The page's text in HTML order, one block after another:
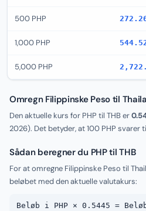
500 PHP
1,000 PHP
5,000 PHP
Omregn Filippinske Peso til
Den aktuelle kurs for PHP til THB er
2026). Det betyder, at 100 PHP svarer
Sådan beregner du PHP til THB
For at omregne Filippinske Peso til
beløbet med den aktuelle valutakurs:
Beløb i PHP × 0.5445 =